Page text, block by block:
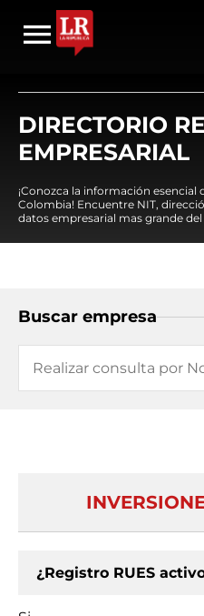
DIRECTORIO
EMPRESARIAL
¡Conozca la información esencial
Colombia! Encuentre NIT,
datos empresarial mas grande del
Buscar empresa
¿Registro RUES